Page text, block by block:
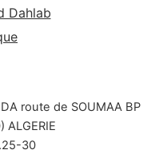
Dahlab
route de SOUMAA BP
ALGERIE
30